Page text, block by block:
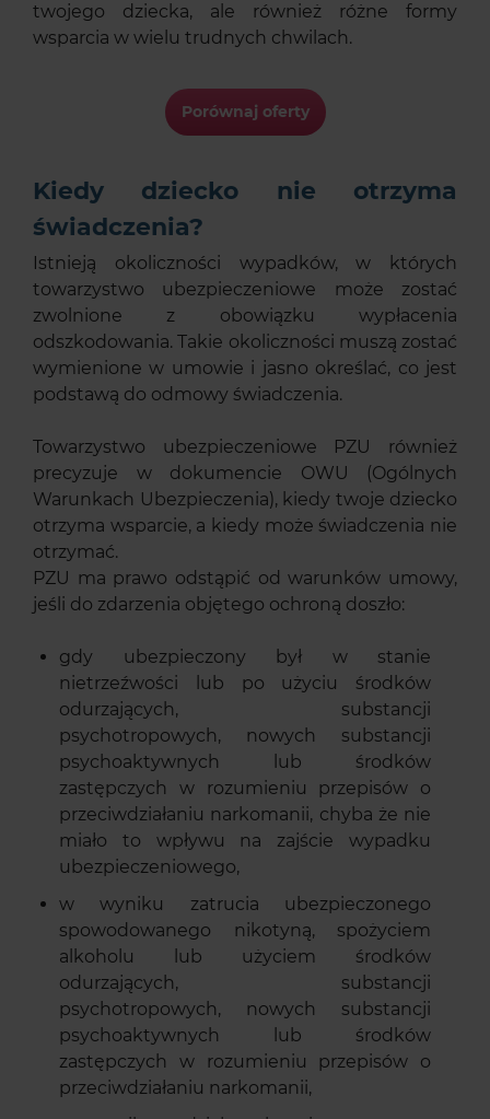
twojego dziecka, ale również różne formy
wsparcia w wielu trudnych chwilach.
Porównaj oferty
Kiedy dziecko nie otrzyma
świadczenia?
Istnieją okoliczności wypadków, w których
towarzystwo ubezpieczeniowe może zostać
zwolnione z obowiązku wypłacenia
odszkodowania. Takie okoliczności muszą zostać
wymienione w umowie i jasno określać, co jest
podstawą do odmowy świadczenia.
Towarzystwo ubezpieczeniowe PZU również
precyzuje w dokumencie OWU (Ogólnych
Warunkach Ubezpieczenia), kiedy twoje dziecko
otrzyma wsparcie, a kiedy może świadczenia nie
otrzymać.
PZU ma prawo odstąpić od warunków umowy,
jeśli do zdarzenia objętego ochroną doszło:
gdy ubezpieczony był w stanie
nietrzeźwości lub po użyciu środków
odurzających, substancji
psychotropowych, nowych substancji
psychoaktywnych lub środków
zastępczych w rozumieniu przepisów o
przeciwdziałaniu narkomanii, chyba że nie
miało to wpływu na zajście wypadku
ubezpieczeniowego,
w wyniku zatrucia ubezpieczonego
spowodowanego nikotyną, spożyciem
alkoholu lub użyciem środków
odurzających, substancji
psychotropowych, nowych substancji
psychoaktywnych lub środków
zastępczych w rozumieniu przepisów o
przeciwdziałaniu narkomanii,